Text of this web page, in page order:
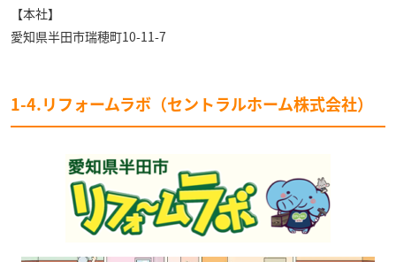
【本社】
愛知県半田市瑞穂町10-11-7
1-4.リフォームラボ（セントラルホーム株式会社）